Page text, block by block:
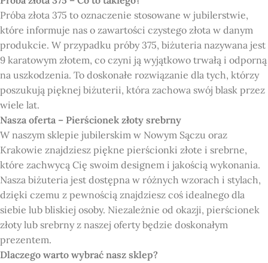
Próba złota 375 to oznaczenie stosowane w jubilerstwie,
które informuje nas o zawartości czystego złota w danym
produkcie. W przypadku próby 375, biżuteria nazywana jest
9 karatowym złotem, co czyni ją wyjątkowo trwałą i odporną
na uszkodzenia. To doskonałe rozwiązanie dla tych, którzy
poszukują pięknej biżuterii, która zachowa swój blask przez
wiele lat.
Nasza oferta – Pierścionek złoty srebrny
W naszym sklepie jubilerskim w Nowym Sączu oraz
Krakowie znajdziesz piękne pierścionki złote i srebrne,
które zachwycą Cię swoim designem i jakością wykonania.
Nasza biżuteria jest dostępna w różnych wzorach i stylach,
dzięki czemu z pewnością znajdziesz coś idealnego dla
siebie lub bliskiej osoby. Niezależnie od okazji, pierścionek
złoty lub srebrny z naszej oferty będzie doskonałym
prezentem.
Dlaczego warto wybrać nasz sklep?